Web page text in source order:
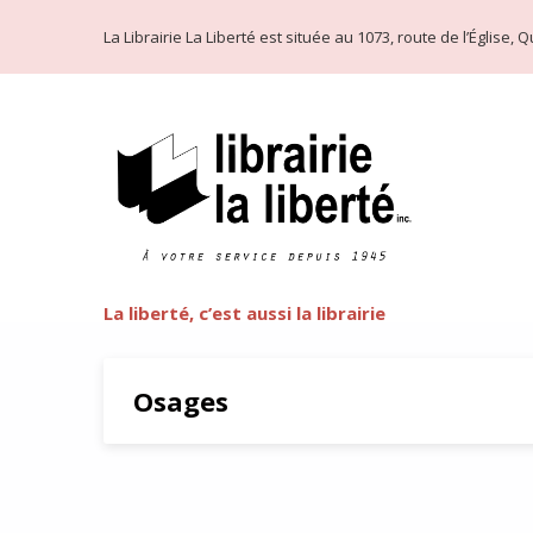
La Librairie La Liberté est située au 1073, route de l’Église,
La liberté, c’est aussi la librairie
Osages